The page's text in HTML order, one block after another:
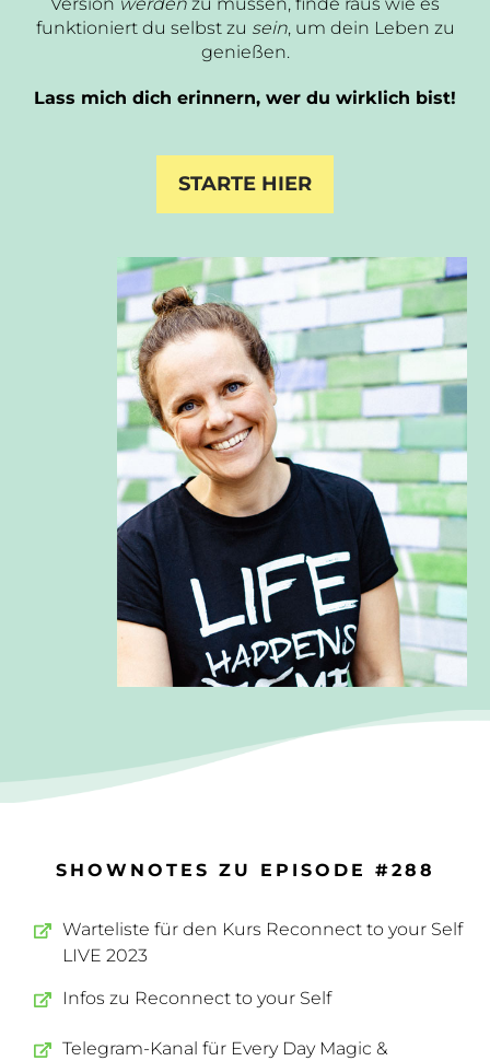
funktioniert du selbst zu sein, um dein Leben zu
genießen.
Lass mich dich erinnern, wer du wirklich bist!
STARTE HIER
SHOWNOTES ZU EPISODE #288
Warteliste für den Kurs Reconnect to your Self
LIVE 2023
Infos zu Reconnect to your Self
Telegram-Kanal für Every Day Magic &